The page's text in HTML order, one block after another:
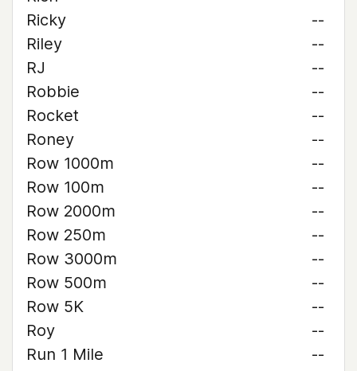
Ricky
--
Riley
--
RJ
--
Robbie
--
Rocket
--
Roney
--
Row 1000m
--
Row 100m
--
Row 2000m
--
Row 250m
--
Row 3000m
--
Row 500m
--
Row 5K
--
Roy
--
Run 1 Mile
--